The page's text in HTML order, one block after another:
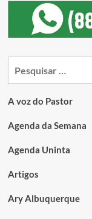
A voz do Pastor
Agenda da Semana
Agenda Uninta
Artigos
Ary Albuquerque